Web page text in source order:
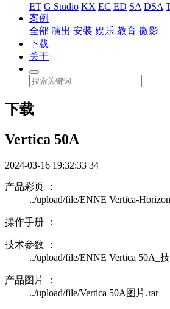
ET G Studio KX EC ED SA DSA
案例
全部 演出 安装 娱乐 教育 微影
下载
关于
下载
Vertica 50A
2024-03-16 19:32:33 34
产品彩页 ：
../upload/file/ENNE Vertica-
操作手册 ：
技术参数 ：
../upload/file/ENNE Vertica 50A_
产品图片 ：
../upload/file/Vertica 50A图片.rar